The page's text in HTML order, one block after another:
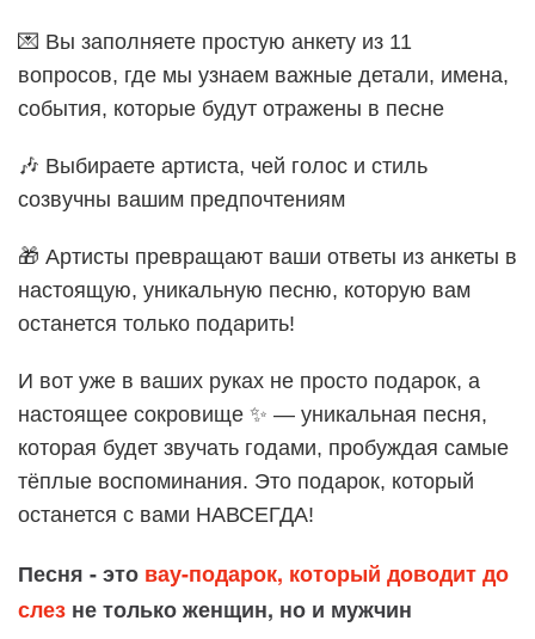
💌 Вы заполняете простую анкету из 11
вопросов, где мы узнаем важные детали, имена,
события, которые будут отражены в песне
🎶 Выбираете артиста, чей голос и стиль
созвучны вашим предпочтениям
🎁 Артисты превращают ваши ответы из анкеты в
настоящую, уникальную песню, которую вам
останется только подарить!
И вот уже в ваших руках не просто подарок, а
настоящее сокровище ✨ — уникальная песня,
которая будет звучать годами, пробуждая самые
тёплые воспоминания. Это подарок, который
останется с вами НАВСЕГДА!
Песня - это вау-подарок, который доводит до
слез не только женщин, но и мужчин